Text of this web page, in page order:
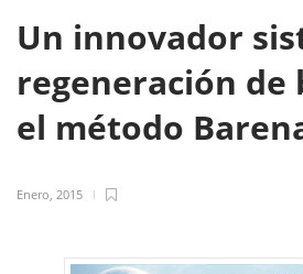
Un innovador
regeneración de
el método
Enero, 2015